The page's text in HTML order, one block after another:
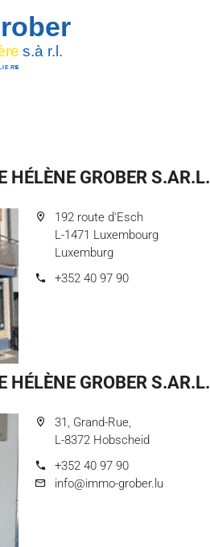
HÉLÈNE GROBER S.AR.L.
192 route d'Esch
L-1471 Luxembourg
Luxemburg
+352 40 97 90
HÉLÈNE GROBER S.AR.L.
31, Grand-Rue,
L-8372 Hobscheid
+352 40 97 90
info@immo-grober.lu